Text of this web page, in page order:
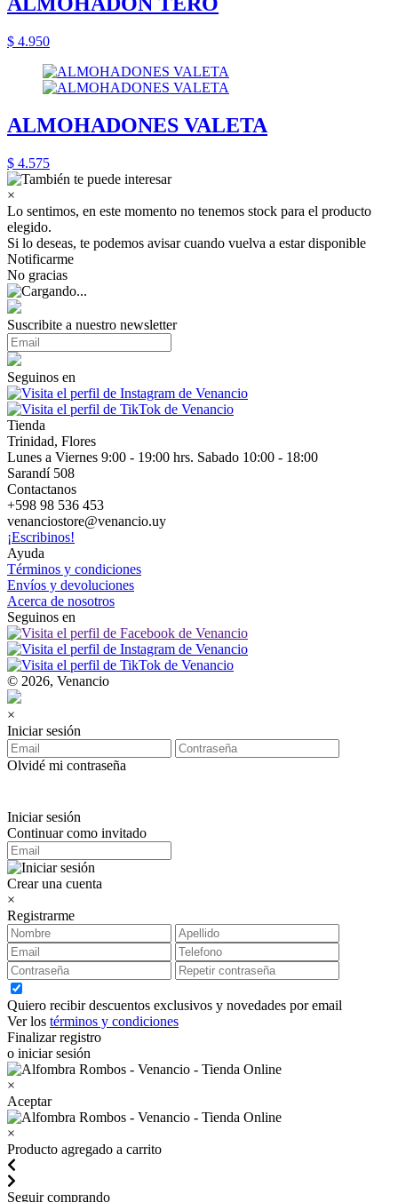
$ 4.950
ALMOHADONES VALETA
$ 4.575
×
Lo sentimos, en este momento no tenemos stock para el producto
elegido.
Si lo deseas, te podemos avisar cuando vuelva a estar disponible
Notificarme
No gracias
Suscribite a nuestro newsletter
Seguinos en
Tienda
Trinidad, Flores
Lunes a Viernes 9:00 - 19:00 hrs. Sabado 10:00 - 18:00
Sarandí 508
Contactanos
+598 98 536 453
venanciostore@venancio.uy
¡Escribinos!
Ayuda
Términos y condiciones
Envíos y devoluciones
Acerca de nosotros
Seguinos en
© 2026, Venancio
×
Iniciar sesión
Olvidé mi contraseña
Iniciar sesión
Continuar como invitado
Crear una cuenta
×
Registrarme
Quiero recibir descuentos exclusivos y novedades por email
Ver los términos y condiciones
Finalizar registro
o iniciar sesión
×
Aceptar
×
Producto agregado a carrito
Seguir comprando